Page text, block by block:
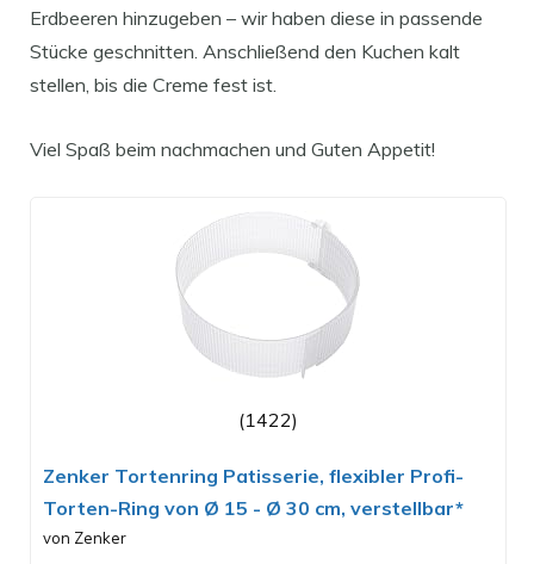
Erdbeeren hinzugeben – wir haben diese in passende
Stücke geschnitten. Anschließend den Kuchen kalt
stellen, bis die Creme fest ist.
Viel Spaß beim nachmachen und Guten Appetit!
(1422)
Zenker Tortenring Patisserie, flexibler Profi-
Torten-Ring von Ø 15 - Ø 30 cm, verstellbar*
von Zenker